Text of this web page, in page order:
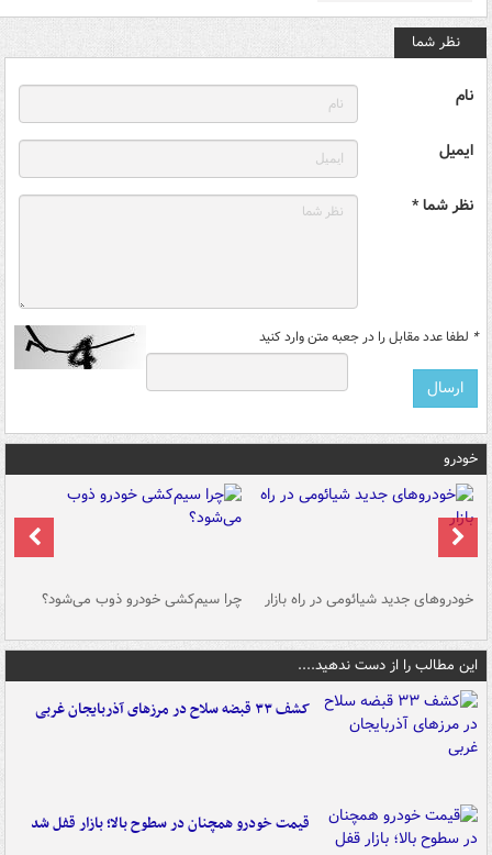
نظر شما
نام
ایمیل
نظر شما *
* لطفا عدد مقابل را در جعبه متن وارد کنید
خودرو
خودروهای جدید شیائومی در راه بازار چرا سیم‌کشی خودرو ذوب می‌شود؟
این مطالب را از دست ندهید....
کشف ۳۳ قبضه سلاح در مرزهای آذربایجان غربی
قیمت خودرو همچنان در سطوح بالا؛ بازار قفل شد